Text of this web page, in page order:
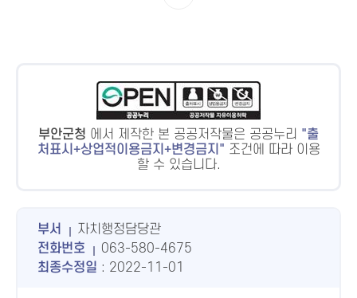
부안군청 에서 제작한 본 공공저작물은 공공누리
출
처표시+상업적이용금지+변경금지
조건에 따라 이용
할 수 있습니다.
부서
자치행정담당관
전화번호
063-580-4675
최종수정일 : 2022-11-01